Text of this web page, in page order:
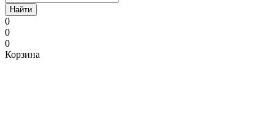
Найти
0
0
0
Корзина